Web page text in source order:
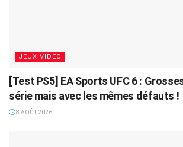
JEUX VIDÉO
[Test PS5] EA Sports UFC 6 :
série mais avec les mêmes défauts !
8 AOÛT 2026